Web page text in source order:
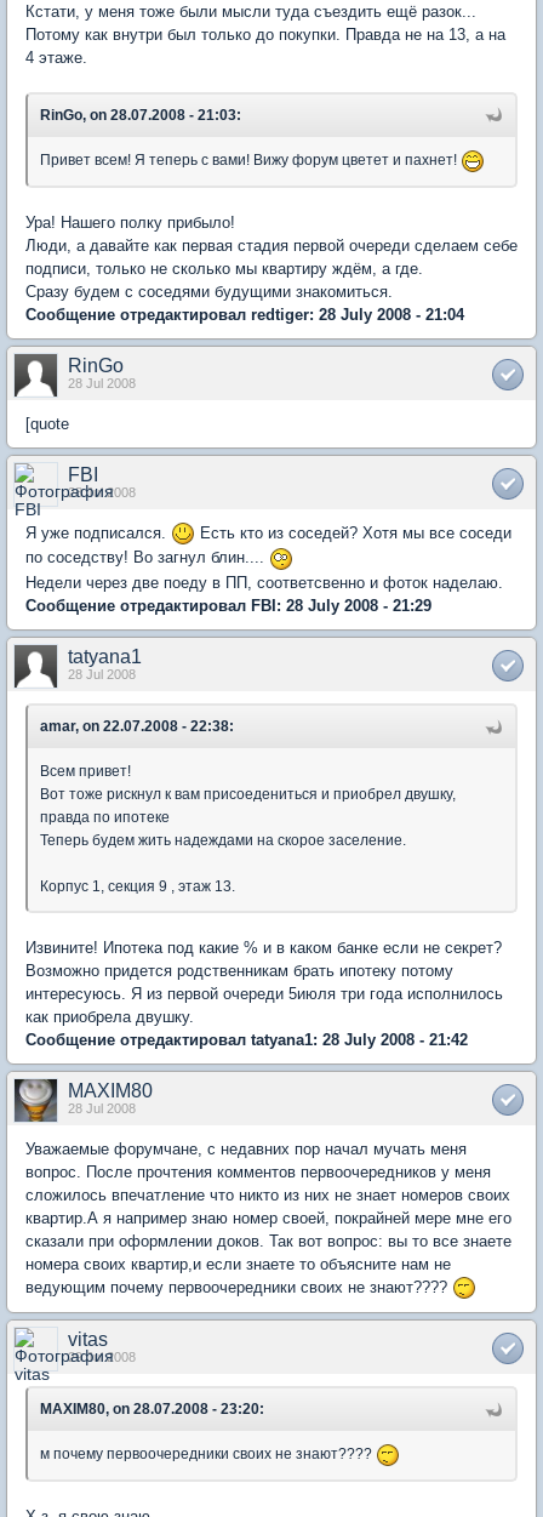
Кстати, у меня тоже были мысли туда съездить ещё разок...
Потому как внутри был только до покупки. Правда не на 13, а на
4 этаже.
RinGo, on 28.07.2008 - 21:03:
Привет всем! Я теперь с вами! Вижу форум цветет и пахнет!
Ура! Нашего полку прибыло!
Люди, а давайте как первая стадия первой очереди сделаем себе
подписи, только не сколько мы квартиру ждём, а где.
Сразу будем с соседями будущими знакомиться.
Сообщение отредактировал redtiger: 28 July 2008 - 21:04
RinGo
28 Jul 2008
[quote
FBI
28 Jul 2008
Я уже подписался.
Есть кто из соседей? Хотя мы все соседи
по соседству! Во загнул блин....
Недели через две поеду в ПП, соответсвенно и фоток наделаю.
Сообщение отредактировал FBI: 28 July 2008 - 21:29
tatyana1
28 Jul 2008
amar, on 22.07.2008 - 22:38:
Всем привет!
Вот тоже рискнул к вам присоедениться и приобрел двушку,
правда по ипотеке
Теперь будем жить надеждами на скорое заселение.
Корпус 1, секция 9 , этаж 13.
Извините! Ипотека под какие % и в каком банке если не секрет?
Возможно придется родственникам брать ипотеку потому
интересуюсь. Я из первой очереди 5июля три года исполнилось
как приобрела двушку.
Сообщение отредактировал tatyana1: 28 July 2008 - 21:42
MAXIM80
28 Jul 2008
Уважаемые форумчане, с недавних пор начал мучать меня
вопрос. После прочтения комментов первоочередников у меня
сложилось впечатление что никто из них не знает номеров своих
квартир.А я например знаю номер своей, покрайней мере мне его
сказали при оформлении доков. Так вот вопрос: вы то все знаете
номера своих квартир,и если знаете то объясните нам не
ведующим почему первоочередники своих не знают????
vitas
29 Jul 2008
MAXIM80, on 28.07.2008 - 23:20:
м почему первоочередники своих не знают????